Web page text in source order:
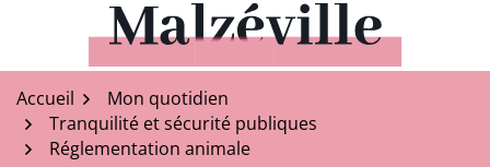
contenu
Malzéville
Accueil
Mon quotidien
Tranquilité et sécurité publiques
Réglementation animale